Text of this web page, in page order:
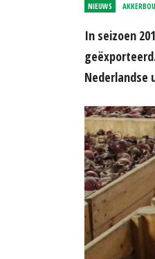
NIEUWS
In seizoen
Nederlandse